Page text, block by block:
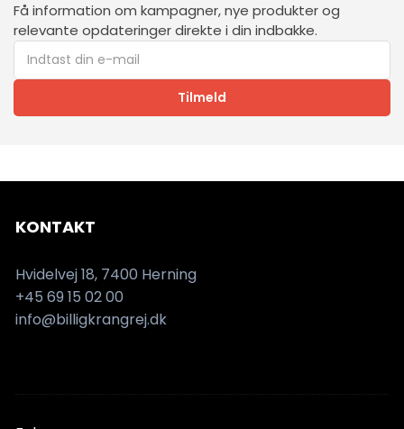
Få information om kampagner, nye produkter og
relevante opdateringer direkte i din indbakke.
Tilmeld
KONTAKT
Hvidelvej 18, 7400 Herning
+45 69 15 02 00
info@billigkrangrej.dk